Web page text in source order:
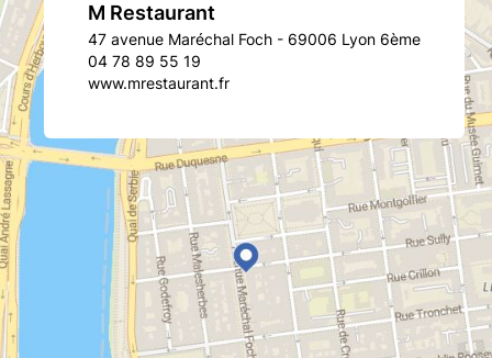
M Restaurant
47 avenue Maréchal Foch - 69006 Lyon 6ème
04 78 89 55 19
www.mrestaurant.fr